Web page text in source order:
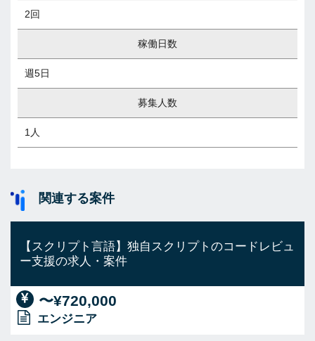
2回
稼働日数
週5日
募集人数
1人
関連する案件
【スクリプト言語】独自スクリプトのコードレビュ
ー支援の求人・案件
〜¥720,000
エンジニア